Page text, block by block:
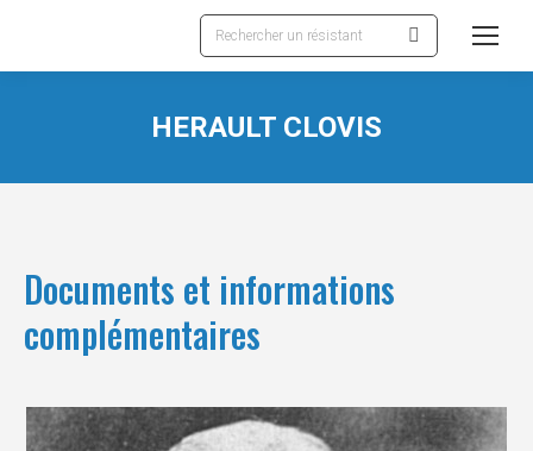
Recherche
:
HERAULT CLOVIS
Documents et informations
complémentaires